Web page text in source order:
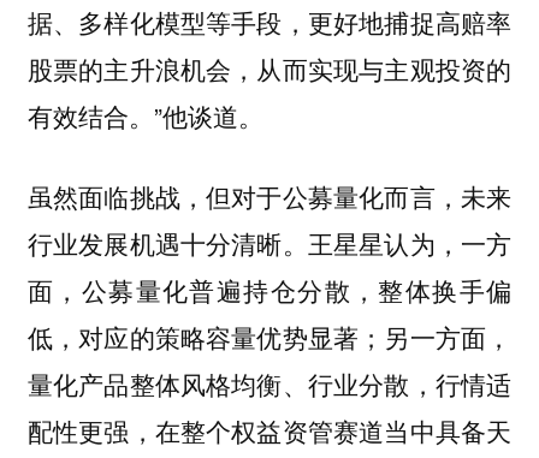
据、多样化模型等手段，更好地捕捉高赔率
股票的主升浪机会，从而实现与主观投资的
有效结合。”他谈道。
虽然面临挑战，但对于公募量化而言，未来
行业发展机遇十分清晰。王星星认为，一方
面，公募量化普遍持仓分散，整体换手偏
低，对应的策略容量优势显著；另一方面，
量化产品整体风格均衡、行业分散，行情适
配性更强，在整个权益资管赛道当中具备天